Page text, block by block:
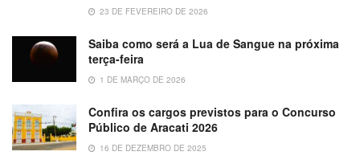
23 DE FEVEREIRO DE 2026
Saiba como será a Lua de Sangue na próxima
terça-feira
1 DE MARÇO DE 2026
Confira os cargos previstos para o Concurso
Público de Aracati 2026
16 DE DEZEMBRO DE 2025